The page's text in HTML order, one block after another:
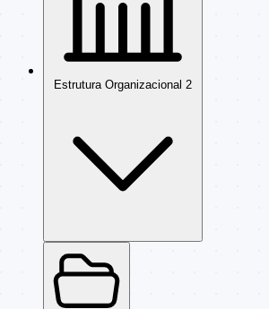
Estrutura Organizacional 2